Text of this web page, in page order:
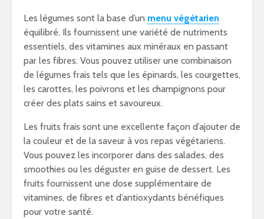
Les légumes sont la base d’un menu végétarien
équilibré. Ils fournissent une variété de nutriments
essentiels, des vitamines aux minéraux en passant
par les fibres. Vous pouvez utiliser une combinaison
de légumes frais tels que les épinards, les courgettes,
les carottes, les poivrons et les champignons pour
créer des plats sains et savoureux.
Les fruits frais sont une excellente façon d’ajouter de
la couleur et de la saveur à vos repas végétariens.
Vous pouvez les incorporer dans des salades, des
smoothies ou les déguster en guise de dessert. Les
fruits fournissent une dose supplémentaire de
vitamines, de fibres et d’antioxydants bénéfiques
pour votre santé.